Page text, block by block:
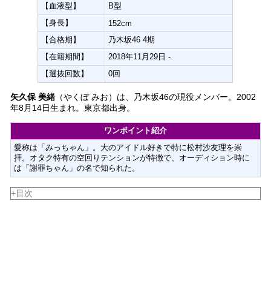
【血液型】
B型
【身長】
152cm
【合格期】
乃木坂46 4期
【在籍期間】
2018年11月29日 -
【選抜回数】
0回
矢久保 美緒（やくぼ みお）は、乃木坂46の現役メンバー。2002
年8月14日生まれ。東京都出身。
ワンポイント紹介
愛称は「みっちゃん」。大のアイドル好きで特に松村沙友理を崇
拝。オタク特有の空回りテンションが特徴で、オーディション時に
は「謝罪ちゃん」の名で知られた。
+目次